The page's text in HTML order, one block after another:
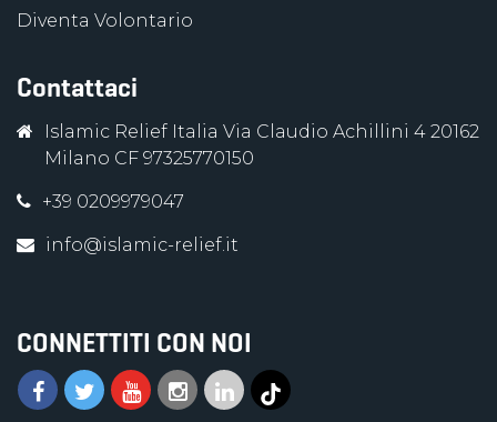
Diventa Volontario
Contattaci
Islamic Relief Italia Via Claudio Achillini 4 20162
Milano CF 97325770150
+39 0209979047
info@islamic-relief.it
CONNETTITI CON NOI